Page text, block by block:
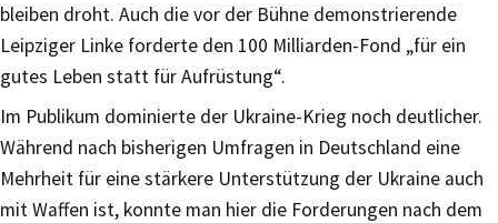
bleiben droht. Auch die vor der Bühne demonstrierende
Leipziger Linke forderte den 100 Milliarden-Fond „für ein
gutes Leben statt für Aufrüstung“.
Im Publikum dominierte der Ukraine-Krieg noch deutlicher.
Während nach bisherigen Umfragen in Deutschland eine
Mehrheit für eine stärkere Unterstützung der Ukraine auch
mit Waffen ist, konnte man hier die Forderungen nach dem